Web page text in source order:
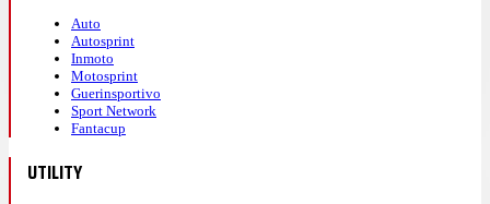
Auto
Autosprint
Inmoto
Motosprint
Guerinsportivo
Sport Network
Fantacup
UTILITY